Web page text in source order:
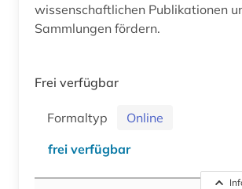
wissenschaftlichen Publikationen
Sammlungen fördern.
Frei verfügbar
Formaltyp
Online
frei verfügbar